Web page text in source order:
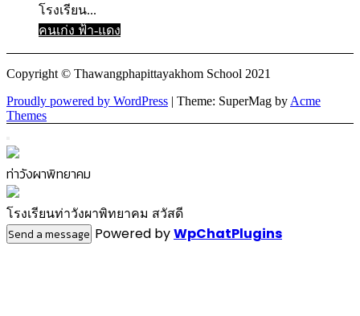
โรงเรียน...
คนเก่ง ฟ้า-แดง
Copyright © Thawangphapittayakhom School 2021
Proudly powered by WordPress | Theme: SuperMag by Acme
Themes
ท่าวังผาพิทยาคม
โรงเรียนท่าวังผาพิทยาคม สวัสดี
Send a message Powered byWpChatPlugins